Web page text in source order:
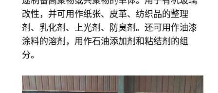
改性，并可用作纸张、皮革、纺织品的整理
剂、乳化剂、上光剂、防臭剂。还可用作油漆
涂料的溶剂，用作石油添加剂和粘结剂的组
分。